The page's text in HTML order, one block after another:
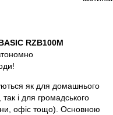
RZB100М
як для домашнього
і для громадського
офіс тощо). Основною